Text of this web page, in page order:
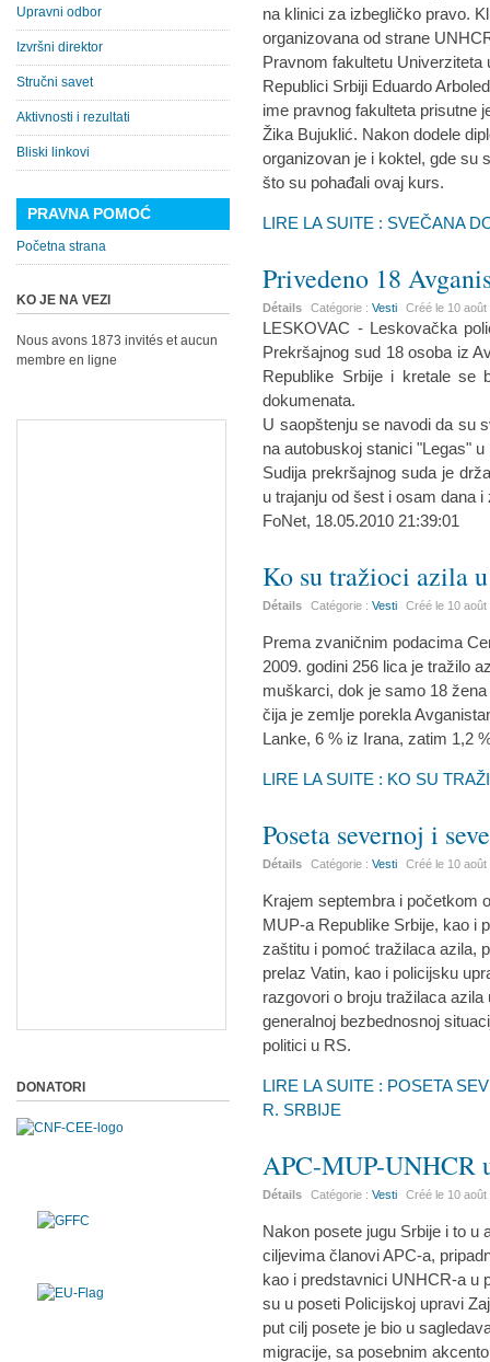
na klinici za izbegličko pravo.
organizovana od strane
Pravnom fakultetu
Republici Srbiji Eduardo
ime pravnog fakulteta prisutne
Žika Bujuklić. Nakon dodele
organizovan je i koktel, gde su
što su pohađali ovaj kurs.
LIRE LA SUITE : SVEČANA
Privedeno 18
Détails Catégorie :Vesti Créé le 10 août
LESKOVAC - Leskovačka
Prekršajnog sud 18 osoba iz
Republike Srbije i kretale se
dokumenata.
U saopštenju se navodi da su
na autobuskoj stanici "Legas"
Sudija prekršajnog suda je
u trajanju od šest i osam dana
FoNet, 18.05.2010 21:39:01
Ko su tražioci azila
Détails Catégorie :Vesti Créé le 10 août
Prema zvaničnim podacima
2009. godini 256 lica je tražilo
muškarci, dok je samo 18
čija je zemlje porekla
Lanke, 6 % iz Irana, zatim 1,2
LIRE LA SUITE : KO SU
Poseta severnoj i
Détails Catégorie :Vesti Créé le 10 août
Krajem septembra i početkom
MUP-a Republike Srbije, kao i
zaštitu i pomoć tražilaca azila,
prelaz Vatin, kao i policijsku
razgovori o broju tražilaca
generalnoj bezbednosnoj
politici u RS.
LIRE LA SUITE : POSETA
R. SRBIJE
APC-MUP-UNHCR
Détails Catégorie :Vesti Créé le 10 août
Nakon posete jugu Srbije i to u
ciljevima članovi APC-a,
kao i predstavnici UNHCR-a u
su u poseti Policijskoj upravi
put cilj posete je bio u
migracije, sa posebnim
Upravni odbor
Izvršni direktor
Stručni savet
Aktivnosti i rezultati
Bliski linkovi
PRAVNA POMOĆ
Početna strana
KO JE NA VEZI
Nous avons 1873 invités et aucun
membre en ligne
DONATORI